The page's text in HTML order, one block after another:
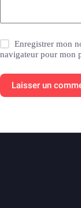
Enregistrer mon
navigateur pour mon
Laisser un